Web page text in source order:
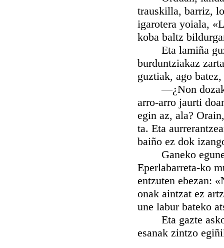
trauskilla, barriz,
igarotera yoiala,
koba baltz
Eta lamiña
burduntziakaz
guztiak, ago
—¿Non dozak
arro-arro jaurti
egin az, ala?
ta. Eta
baiño ez dok
Ganeko
Eperlabarreta-ko
entzuten ebezan:
onak aintzat ez
une labur bateko
Eta gazte
esanak zintzo